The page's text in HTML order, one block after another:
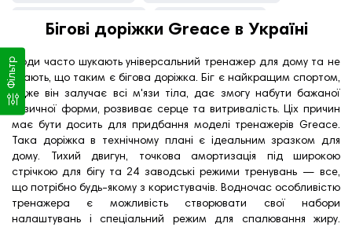
Фільтр
Бігові доріжки MASTER
Бігові доріжки Jkexer Бігові доріжки inSPORTline
Бігові доріжки Horizon Бігові доріжки Hop-Sport
Бігові доріжки HMS Бігові доріжки GYMTEK
Бігові доріжки Everfit Бігові доріжки DelSport
Бігові доріжки Bowflex Бігові доріжки Body Sculpture
Бігові доріжки BH Fitness
Бігові доріжки Greace в Україні
Люди часто шукають універсальний тренажер для дому та не
знають, що таким є бігова доріжка. Біг є найкращим спортом,
адже він залучає всі м'язи тіла, дає змогу набути бажаної
фізичної форми, розвиває серце та витривалість. Ціх причин
має бути досить для придбання моделі тренажерів Greace.
Така доріжка в технічному плані є ідеальним зразком для
дому. Тихий двигун, точкова амортизація під широкою
стрічкою для бігу та 24 заводські режими тренувань — все,
що потрібно будь-якому з користувачів. Водночас особливістю
тренажера є можливість створювати свої набори
налаштувань і спеціальний режим для спалювання жиру.